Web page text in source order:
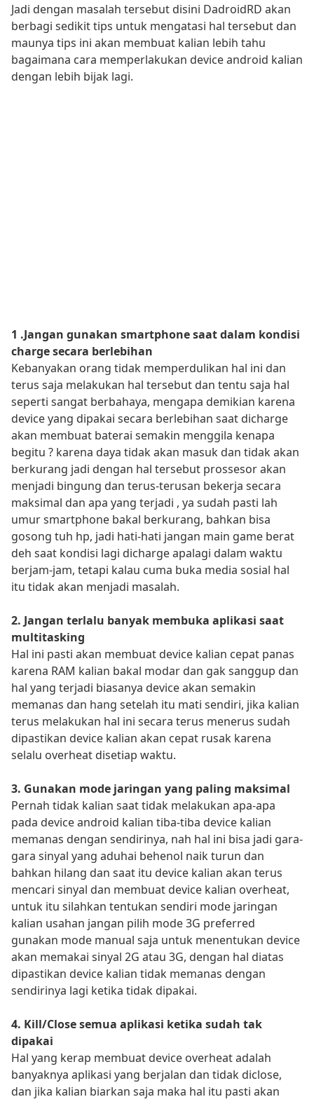
Jadi dengan masalah tersebut disini DadroidRD akan
berbagi sedikit tips untuk mengatasi hal tersebut dan
maunya tips ini akan membuat kalian lebih tahu
bagaimana cara memperlakukan device android kalian
dengan lebih bijak lagi.
1 .Jangan gunakan smartphone saat dalam kondisi
charge secara berlebihan
Kebanyakan orang tidak memperdulikan hal ini dan
terus saja melakukan hal tersebut dan tentu saja hal
seperti sangat berbahaya, mengapa demikian karena
device yang dipakai secara berlebihan saat dicharge
akan membuat baterai semakin menggila kenapa
begitu ? karena daya tidak akan masuk dan tidak akan
berkurang jadi dengan hal tersebut prossesor akan
menjadi bingung dan terus-terusan bekerja secara
maksimal dan apa yang terjadi , ya sudah pasti lah
umur smartphone bakal berkurang, bahkan bisa
gosong tuh hp, jadi hati-hati jangan main game berat
deh saat kondisi lagi dicharge apalagi dalam waktu
berjam-jam, tetapi kalau cuma buka media sosial hal
itu tidak akan menjadi masalah.
2. Jangan terlalu banyak membuka aplikasi saat
multitasking
Hal ini pasti akan membuat device kalian cepat panas
karena RAM kalian bakal modar dan gak sanggup dan
hal yang terjadi biasanya device akan semakin
memanas dan hang setelah itu mati sendiri, jika kalian
terus melakukan hal ini secara terus menerus sudah
dipastikan device kalian akan cepat rusak karena
selalu overheat disetiap waktu.
3. Gunakan mode jaringan yang paling maksimal
Pernah tidak kalian saat tidak melakukan apa-apa
pada device android kalian tiba-tiba device kalian
memanas dengan sendirinya, nah hal ini bisa jadi gara-
gara sinyal yang aduhai behenol naik turun dan
bahkan hilang dan saat itu device kalian akan terus
mencari sinyal dan membuat device kalian overheat,
untuk itu silahkan tentukan sendiri mode jaringan
kalian usahan jangan pilih mode 3G preferred
gunakan mode manual saja untuk menentukan device
akan memakai sinyal 2G atau 3G, dengan hal diatas
dipastikan device kalian tidak memanas dengan
sendirinya lagi ketika tidak dipakai.
4. Kill/Close semua aplikasi ketika sudah tak
dipakai
Hal yang kerap membuat device overheat adalah
banyaknya aplikasi yang berjalan dan tidak diclose,
dan jika kalian biarkan saja maka hal itu pasti akan